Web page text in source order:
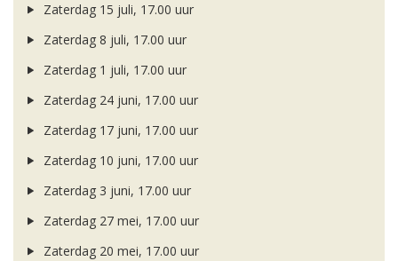
Zaterdag 15 juli, 17.00 uur
Zaterdag 8 juli, 17.00 uur
Zaterdag 1 juli, 17.00 uur
Zaterdag 24 juni, 17.00 uur
Zaterdag 17 juni, 17.00 uur
Zaterdag 10 juni, 17.00 uur
Zaterdag 3 juni, 17.00 uur
Zaterdag 27 mei, 17.00 uur
Zaterdag 20 mei, 17.00 uur